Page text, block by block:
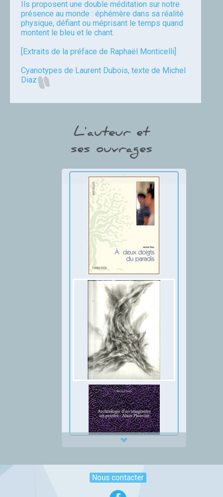
Ils proposent une double méditation sur notre
présence au monde : éphémère dans sa réalité
physique, défiant ou méprisant le temps quand
montent le bleu et le chant.
[Extraits de la préface de Raphaël Monticelli]
Cyanotypes de Laurent Dubois, texte de Michel
Diaz
L'auteur et
ses ouvrages